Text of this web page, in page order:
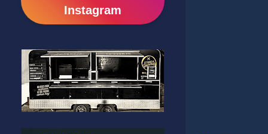
Instagram